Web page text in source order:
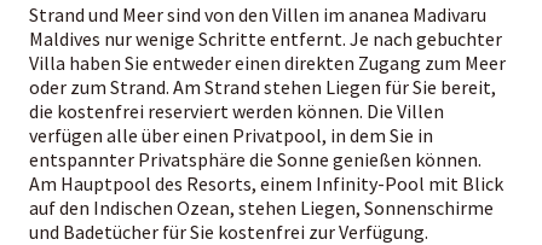
Strand und Meer sind von den Villen im ananea Madivaru
Maldives nur wenige Schritte entfernt. Je nach gebuchter
Villa haben Sie entweder einen direkten Zugang zum Meer
oder zum Strand. Am Strand stehen Liegen für Sie bereit,
die kostenfrei reserviert werden können. Die Villen
verfügen alle über einen Privatpool, in dem Sie in
entspannter Privatsphäre die Sonne genießen können.
Am Hauptpool des Resorts, einem Infinity-Pool mit Blick
auf den Indischen Ozean, stehen Liegen, Sonnenschirme
und Badetücher für Sie kostenfrei zur Verfügung.